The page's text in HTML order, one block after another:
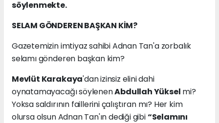
söylenmekte.
SELAM GÖNDEREN BAŞKAN KİM?
Gazetemizin imtiyaz sahibi Adnan Tan'a zorbalık
selamı gönderen başkan kim?
Mevlüt Karakaya'dan izinsiz elini dahi
oynatamayacağı söylenenAbdullah Yüksel mi?
Yoksa saldırının faillerini çalıştıran mı? Her kim
olursa olsun Adnan Tan'ın dediği gibi“Selamını